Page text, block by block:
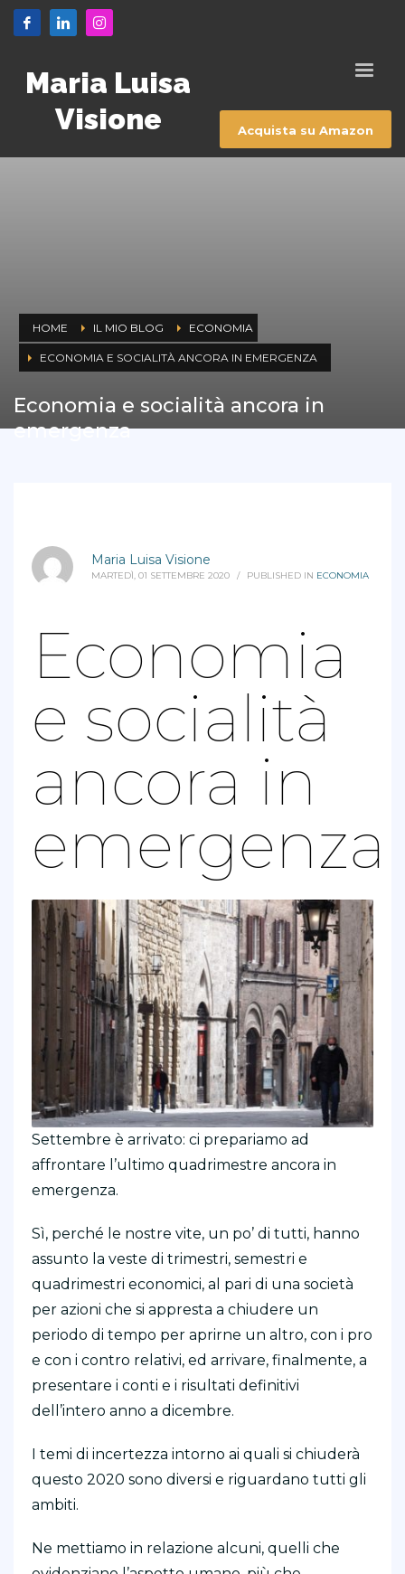
Maria Luisa
Visione
Acquista su Amazon
HOME IL MIO BLOG ECONOMIA
ECONOMIA E SOCIALITÀ ANCORA IN EMERGENZA
Economia e socialità ancora in
emergenza
Maria Luisa Visione
MARTEDÌ, 01 SETTEMBRE 2020 / PUBLISHED IN ECONOMIA
Economia
e socialità
ancora in
emergenza
Settembre è arrivato: ci prepariamo ad
affrontare l’ultimo quadrimestre ancora in
emergenza.
Sì, perché le nostre vite, un po’ di tutti, hanno
assunto la veste di trimestri, semestri e
quadrimestri economici, al pari di una società
per azioni che si appresta a chiudere un
periodo di tempo per aprirne un altro, con i pro
e con i contro relativi, ed arrivare, finalmente, a
presentare i conti e i risultati definitivi
dell’intero anno a dicembre.
I temi di incertezza intorno ai quali si chiuderà
questo 2020 sono diversi e riguardano tutti gli
ambiti.
Ne mettiamo in relazione alcuni, quelli che